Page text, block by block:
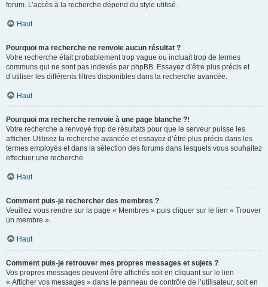
forum. L’accès à la recherche dépend du style utilisé.
Haut
Pourquoi ma recherche ne renvoie aucun résultat ?
Votre recherche était probablement trop vague ou incluait trop de termes
communs qui ne sont pas indexés par phpBB. Essayez d’être plus précis et
d’utiliser les différents filtres disponibles dans la recherche avancée.
Haut
Pourquoi ma recherche renvoie à une page blanche ?!
Votre recherche a renvoyé trop de résultats pour que le serveur puisse les
afficher. Utilisez la recherche avancée et essayez d’être plus précis dans les
termes employés et dans la sélection des forums dans lesquels vous souhaitez
effectuer une recherche.
Haut
Comment puis-je rechercher des membres ?
Veuillez vous rendre sur la page « Membres » puis cliquer sur le lien « Trouver
un membre ».
Haut
Comment puis-je retrouver mes propres messages et sujets ?
Vos propres messages peuvent être affichés soit en cliquant sur le lien
« Afficher vos messages » dans le panneau de contrôle de l’utilisateur, soit en